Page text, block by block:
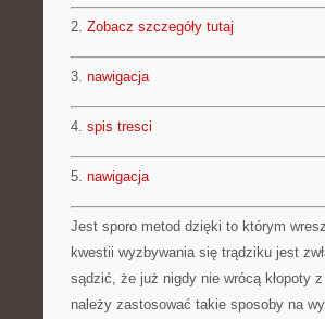
2. Zobacz szczegóły tutaj
3. nawigacja
4. spis tresci
5. nawigacja
Jest sporo metod dzięki to którym
kwestii wyzbywania się trądziku jest
sądzić, że już nigdy nie wrócą kłopoty
należy zastosować takie sposoby na